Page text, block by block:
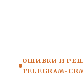
ОШИБКИ И
TELEGRAM-